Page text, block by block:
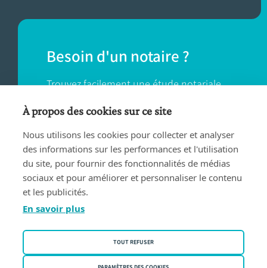
Besoin d'un notaire ?
Trouvez facilement une étude notariale
près de chez vous.
TROUVER UN NOTAIRE
Conditions d'utilisation
À propos des cookies sur ce site
Nous utilisons les cookies pour collecter et analyser
des informations sur les performances et l'utilisation
du site, pour fournir des fonctionnalités de médias
sociaux et pour améliorer et personnaliser le contenu
et les publicités.
En savoir plus
TOUT REFUSER